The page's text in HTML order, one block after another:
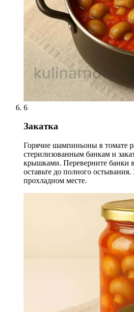
6
Закатка
Горячие шампиньоны в томате
стерилизованным банкам и
крышками. Переверните банки
оставьте до полного
прохладном месте.